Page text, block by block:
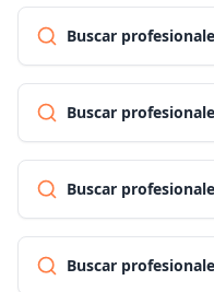
Buscar
Buscar
Buscar
Buscar